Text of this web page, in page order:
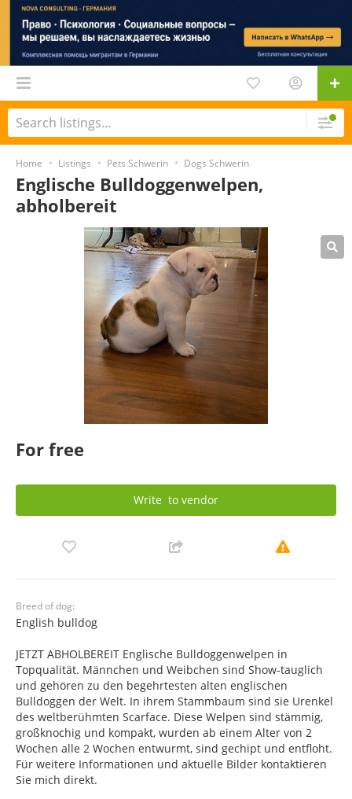
Home Listings Pets Schwerin Dogs Schwerin
Englische Bulldoggenwelpen,
abholbereit
For free
Write to vendor
Breed of dog:
English bulldog
JETZT ABHOLBEREIT Englische Bulldoggenwelpen in
Topqualität. Männchen und Weibchen sind Show-tauglich
und gehören zu den begehrtesten alten englischen
Bulldoggen der Welt. In ihrem Stammbaum sind sie Urenkel
des weltberühmten Scarface. Diese Welpen sind stämmig,
großknochig und kompakt, wurden ab einem Alter von 2
Wochen alle 2 Wochen entwurmt, sind gechipt und entfloht.
Für weitere Informationen und aktuelle Bilder kontaktieren
Sie mich direkt.